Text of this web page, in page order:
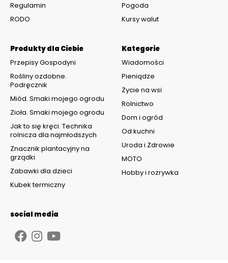
Regulamin
RODO
Kategorie
Wiadomości
Pieniądze
Życie na wsi
Rolnictwo
Dom i ogród
Od kuchni
Uroda i Zdrowie
MOTO
Hobby i rozrywka
Produkty dla Ciebie
Przepisy Gospodyni
Rośliny ozdobne.
Podręcznik
Miód. Smaki mojego ogrodu
Zioła. Smaki mojego ogrodu
Jak to się kręci. Technika
rolnicza dla najmłodszych
Znacznik plantacyjny na
grządki
Zabawki dla dzieci
Kubek termiczny
Pogoda
Kursy walut
social media